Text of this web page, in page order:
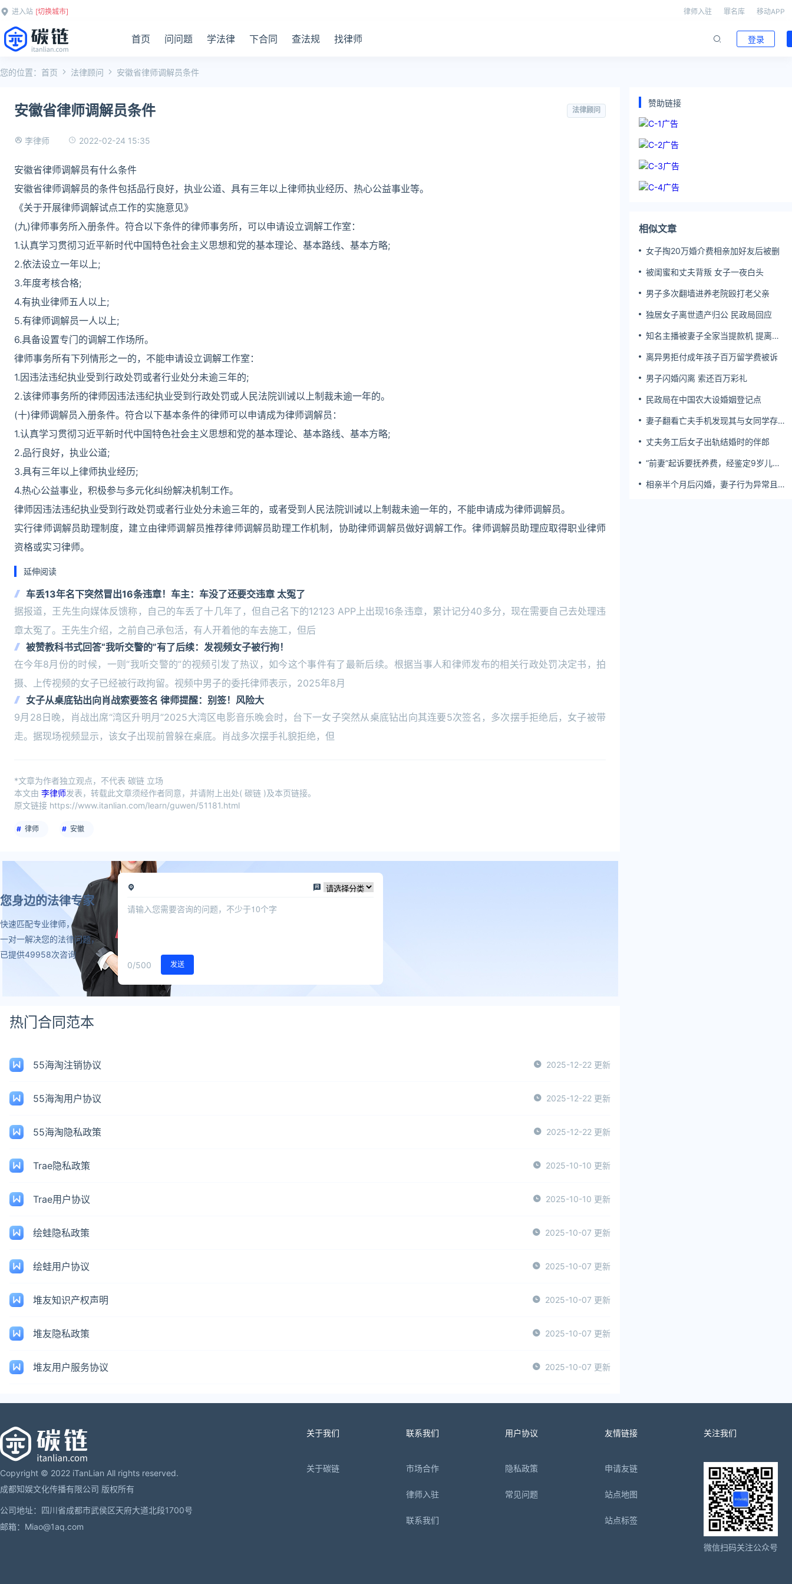
进入站 [切换城市] 律师入驻 罪名库 移动APP
首页 问问题 学法律 下合同 查法规 找律师 登录
您的位置： 首页 法律顾问 安徽省律师调解员条件
安徽省律师调解员条件 法律顾问
李律师 2022-02-24 15:35
安徽省律师调解员有什么条件
安徽省律师调解员的条件包括品行良好，执业公道、具有三年以上律师执业经历、热心公益事业等。
《关于开展律师调解试点工作的实施意见》
(九)律师事务所入册条件。符合以下条件的律师事务所，可以申请设立调解工作室：
1.认真学习贯彻习近平新时代中国特色社会主义思想和党的基本理论、基本路线、基本方略;
2.依法设立一年以上;
3.年度考核合格;
4.有执业律师五人以上;
5.有律师调解员一人以上;
6.具备设置专门的调解工作场所。
律师事务所有下列情形之一的，不能申请设立调解工作室：
1.因违法违纪执业受到行政处罚或者行业处分未逾三年的;
2.该律师事务所的律师因违法违纪执业受到行政处罚或人民法院训诫以上制裁未逾一年的。
(十)律师调解员入册条件。符合以下基本条件的律师可以申请成为律师调解员：
1.认真学习贯彻习近平新时代中国特色社会主义思想和党的基本理论、基本路线、基本方略;
2.品行良好，执业公道;
3.具有三年以上律师执业经历;
4.热心公益事业，积极参与多元化纠纷解决机制工作。
律师因违法违纪执业受到行政处罚或者行业处分未逾三年的，或者受到人民法院训诫以上制裁未逾一年的，不能申请成为律师调解员。
实行律师调解员助理制度，建立由律师调解员推荐律师调解员助理工作机制，协助律师调解员做好调解工作。律师调解员助理应取得职业律师
资格或实习律师。
延伸阅读
车丢13年名下突然冒出16条违章！车主：车没了还要交违章 太冤了
据报道，王先生向媒体反馈称，自己的车丢了十几年了，但自己名下的12123 APP上出现16条违章，累计记分40多分，现在需要自己去处理违
章太冤了。王先生介绍，之前自己承包活，有人开着他的车去施工，但后
被赞教科书式回答“我听交警的”有了后续：发视频女子被行拘！
在今年8月份的时候，一则“我听交警的”的视频引发了热议，如今这个事件有了最新后续。根据当事人和律师发布的相关行政处罚决定书，拍
摄、上传视频的女子已经被行政拘留。视频中男子的委托律师表示，2025年8月
女子从桌底钻出向肖战索要签名 律师提醒：别签！风险大
9月28日晚，肖战出席“湾区升明月”2025大湾区电影音乐晚会时，台下一女子突然从桌底钻出向其连要5次签名，多次摆手拒绝后，女子被带
走。据现场视频显示，该女子出现前曾躲在桌底。肖战多次摆手礼貌拒绝，但
*文章为作者独立观点，不代表 碳链 立场
本文由 李律师发表，转载此文章须经作者同意，并请附上出处( 碳链 )及本页链接。
原文链接 https://www.itanlian.com/learn/guwen/51181.html
律师 安徽
您身边的法律专家
快速匹配专业律师，
一对一解决您的法律问题，
已提供49958次咨询
0/500 发送
热门合同范本
55海淘注销协议 2025-12-22 更新
55海淘用户协议 2025-12-22 更新
55海淘隐私政策 2025-12-22 更新
Trae隐私政策 2025-10-10 更新
Trae用户协议 2025-10-10 更新
绘蛙隐私政策 2025-10-07 更新
绘蛙用户协议 2025-10-07 更新
堆友知识产权声明 2025-10-07 更新
堆友隐私政策 2025-10-07 更新
堆友用户服务协议 2025-10-07 更新
赞助链接
相似文章
女子掏20万婚介费相亲加好友后被删
被闺蜜和丈夫背叛 女子一夜白头
男子多次翻墙进养老院殴打老父亲
独居女子离世遗产归公 民政局回应
知名主播被妻子全家当提款机 提离婚
离异男拒付成年孩子百万留学费被诉
男子闪婚闪离 索还百万彩礼
民政局在中国农大设婚姻登记点
妻子翻看亡夫手机发现其与女同学存婚
丈夫务工后女子出轨结婚时的伴郎
“前妻”起诉要抚养费，经鉴定9岁儿子
相亲半个月后闪婚，妻子行为异常且持
Copyright © 2022 iTanLian All rights reserved.
成都知娱文化传播有限公司 版权所有
公司地址：四川省成都市武侯区天府大道北段1700号
邮箱：Miao@1aq.com
关于我们
关于碳链
联系我们
市场合作
律师入驻
联系我们
用户协议
隐私政策
常见问题
友情链接
申请友链
站点地图
站点标签
关注我们
微信扫码关注公众号